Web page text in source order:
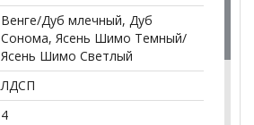
Венге/Дуб млечный, Дуб
Сонома, Ясень Шимо Темный/
Ясень Шимо Светлый
ЛДСП
4